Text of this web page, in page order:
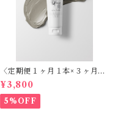
〈定期便１ヶ月１本×３ヶ月〉
クレイクレンジング - ラ・グ
レース 生肌 -（エビデンス取
得済）120ml
¥3,800
5%OFF